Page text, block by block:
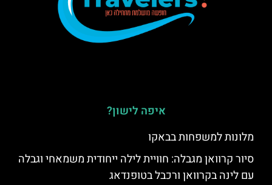
איפה לישון?
מלונות למשפחות בבאקו
סיור קרוואן מגבלה: חוויית לילה ייחודית משמאחי וגבלה
עם לינה בקרוואן ורכבל בטופנדאג